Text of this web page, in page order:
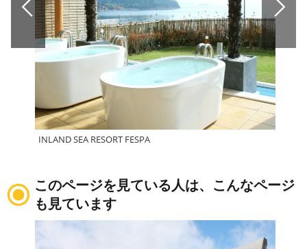
INLAND SEA RESORT FESPA
このページを見ている人は、こんなページ
も見ています